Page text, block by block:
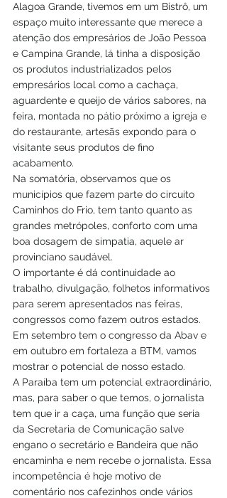
Alagoa Grande, tivemos em um Bistrô, um
espaço muito interessante que merece a
atenção dos empresários de João Pessoa
e Campina Grande, lá tinha a disposição
os produtos industrializados pelos
empresários local como a cachaça,
aguardente e queijo de vários sabores, na
feira, montada no pátio próximo a igreja e
do restaurante, artesãs expondo para o
visitante seus produtos de fino
acabamento.
Na somatória, observamos que os
municípios que fazem parte do circuito
Caminhos do Frio, tem tanto quanto as
grandes metrópoles, conforto com uma
boa dosagem de simpatia, aquele ar
provinciano saudável.
O importante é dá continuidade ao
trabalho, divulgação, folhetos informativos
para serem apresentados nas feiras,
congressos como fazem outros estados.
Em setembro tem o congresso da Abav e
em outubro em fortaleza a BTM, vamos
mostrar o potencial de nosso estado.
A Paraíba tem um potencial extraordinário,
mas, para saber o que temos, o jornalista
tem que ir a caça, uma função que seria
da Secretaria de Comunicação salve
engano o secretário e Bandeira que não
encaminha e nem recebe o jornalista. Essa
incompetência é hoje motivo de
comentário nos cafezinhos onde vários